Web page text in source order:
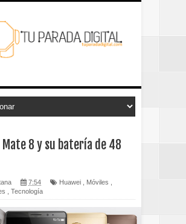
Mate 8 y su batería de 48
7:54 Huawei Móviles
Tecnología